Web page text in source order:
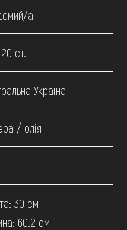
а
ст.
Україна
/ олія
30 см
60.2 см